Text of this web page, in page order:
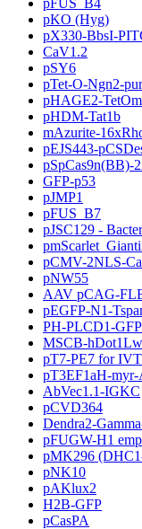
pKO (Hyg)
pX330-BbsI-
CaV1.2
pSY6
pTet-O-Ngn2-
pHAGE2-
pHDM-Tat1b
mAzurite-
pEJS443-
pSpCas9n(BB)-
GFP-p53
pJMP1
pFUS_B7
pJSC129 -
pCMV-2NLS-
pNW55
AAV pCAG-
pEGFP-N1-
PH-PLCD1-GFP
MSCB-
pT7-PE7 for IVT
pT3EF1aH-
AbVec1.1-IGKC
pCVD364
Dendra2-
pFUGW-H1
pMK296
pNK10
pAKlux2
H2B-GFP
pCasPA